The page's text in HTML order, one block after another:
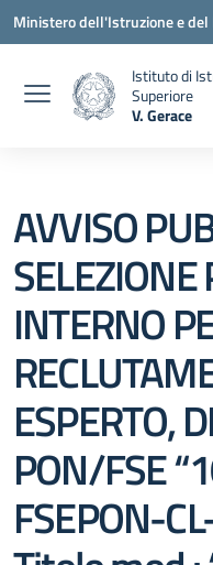
Vai ai contenuti
Vai al menu di navigazione
Vai al footer
Ministero dell'Istruzione e
Istituto di
Superiore
V. Gerace
AVVISO
INTERNO
ESPERTO,
PON/FSE
FSEPON-